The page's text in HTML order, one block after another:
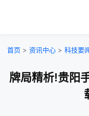
首页 > 资讯中心 > 科技要
牌局精析!贵阳